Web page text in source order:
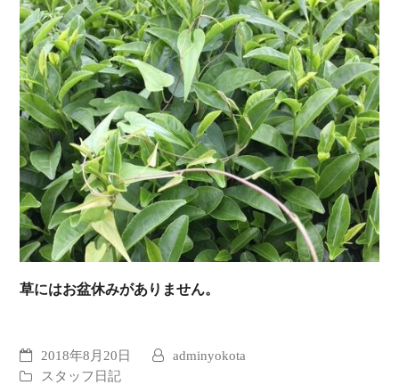
草にはお盆休みがありません。
2018年8月20日
adminyokota
スタッフ日記